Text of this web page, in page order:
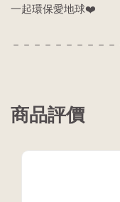
一起環保愛地球❤️
－－－－－－－－－
商品評價